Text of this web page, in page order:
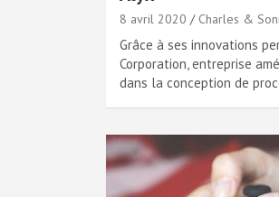
8 avril 2020 Charles &
Grâce à ses innovations
Corporation, entreprise
dans la conception de